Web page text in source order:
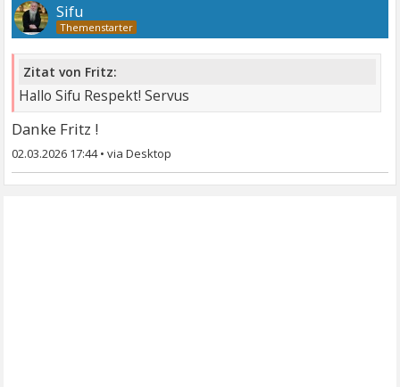
Sifu
Zitat von Fritz:
Hallo Sifu Respekt! Servus
Danke Fritz !
02.03.2026 17:44•